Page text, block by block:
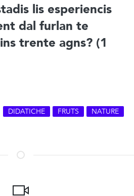
lis esperiencis
dal furlan te
trente agns? (1
DIDATICHE FRUTS NATURE